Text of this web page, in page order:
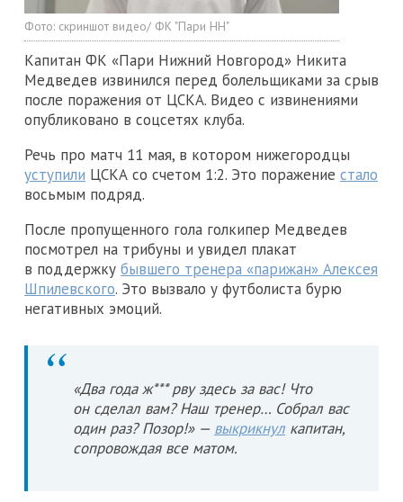
Фото: скриншот видео/ ФК "Пари НН"
Капитан ФК «Пари Нижний Новгород» Никита
Медведев извинился перед болельщиками за срыв
после поражения от ЦСКА. Видео с извинениями
опубликовано в соцсетях клуба.
Речь про матч 11 мая, в котором нижегородцы
уступили ЦСКА со счетом 1:2. Это поражение стало
восьмым подряд.
После пропущенного гола голкипер Медведев
посмотрел на трибуны и увидел плакат
в поддержку бывшего тренера «парижан» Алексея
Шпилевского. Это вызвало у футболиста бурю
негативных эмоций.
«Два года ж*** рву здесь за вас! Что
он сделал вам? Наш тренер… Собрал вас
один раз? Позор!» — выкрикнул капитан,
сопровождая все матом.